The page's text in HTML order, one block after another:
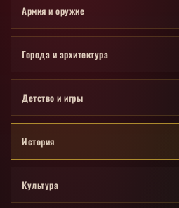
Армия и оружие
Города и архитектура
Детство и игры
История
Культура